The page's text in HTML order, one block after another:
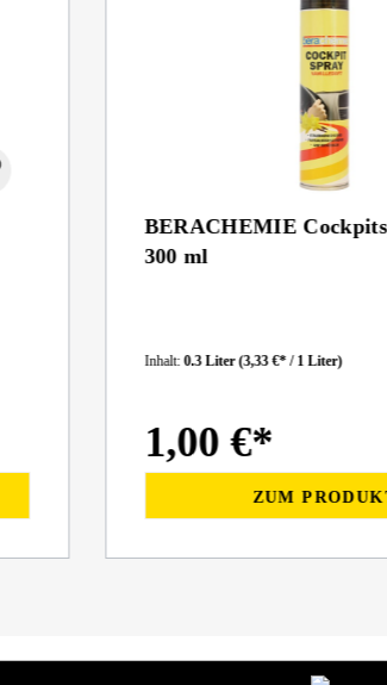
BERACHEMIE
300 ml
Inhalt:0.3 Liter(3,33 €* / 1 Liter)
1,00 €*
ZUM